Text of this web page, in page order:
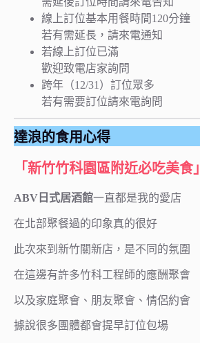
線上訂位基本用餐時間120分鐘
若有需延長，請來電通知
若線上訂位已滿
歡迎致電店家詢問
跨年（12/31）訂位眾多
若有需要訂位請來電詢問
達浪的食用心得
「新竹竹科園區附近必吃美食」
ABV日式居酒館一直都是我的愛店
在北部聚餐過的印象真的很好
此次來到新竹關新店，是不同的氛圍
在這邊有許多竹科工程師的應酬聚會
以及家庭聚會、朋友聚會、情侶約會
據說很多團體都會提早訂位包場